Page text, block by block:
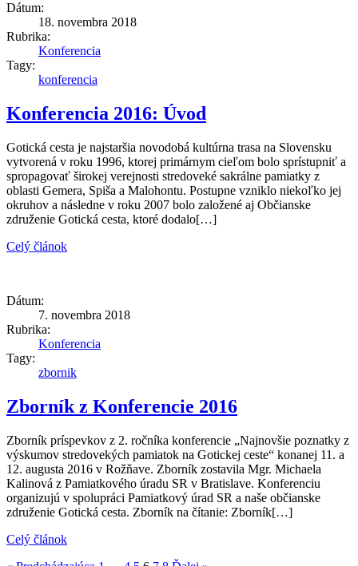
Dátum:
18. novembra 2018
Rubrika:
Konferencia
Tagy:
konferencia
Konferencia 2016: Úvod
Gotická cesta je najstaršia novodobá kultúrna trasa na Slovensku
vytvorená v roku 1996, ktorej primárnym cieľom bolo sprístupniť a
spropagovať širokej verejnosti stredoveké sakrálne pamiatky z
oblasti Gemera, Spiša a Malohontu. Postupne vzniklo niekoľko jej
okruhov a následne v roku 2007 bolo založené aj Občianske
združenie Gotická cesta, ktoré dodalo[…]
Celý článok
Dátum:
7. novembra 2018
Rubrika:
Konferencia
Tagy:
zbornik
Zborník z Konferencie 2016
Zborník príspevkov z 2. ročníka konferencie „Najnovšie poznatky z
výskumov stredovekých pamiatok na Gotickej ceste“ konanej 11. a
12. augusta 2016 v Rožňave. Zborník zostavila Mgr. Michaela
Kalinová z Pamiatkového úradu SR v Bratislave. Konferenciu
organizujú v spolupráci Pamiatkový úrad SR a naše občianske
združenie Gotická cesta. Zborník na čítanie: Zborník[…]
Celý článok